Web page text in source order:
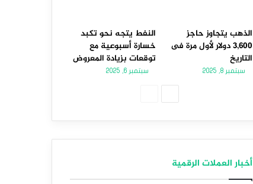
الذهب يتجاوز حاجز
3,600 دولار لأول مرة فى
التاريخ
سبتمبر 8, 2025
النفط يتجه نحو تكبد
خسارة أسبوعية مع
توقعات بزيادة المعروض
سبتمبر 6, 2025
أخبار العملات الرقمية